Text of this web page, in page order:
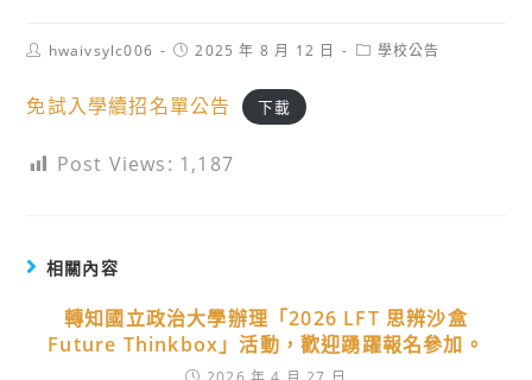
Posthwaivsylc006
Post2025 年 8 月 12 日
Post學校公告
免試入學續招名單公告 下載
Post Views: 1,187
相關內容
轉知國立政治大學辦理「2026 LFT 思辨沙盒
Future Thinkbox」活動，歡迎踴躍報名參加。